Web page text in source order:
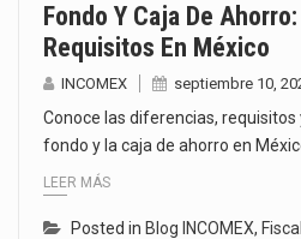
Fondo Y Caja De
Requisitos En México
INCOMEX septiembre 10,
Conoce las diferencias, requisitos
fondo y la caja de ahorro en
LEER MÁS
Posted in Blog INCOMEX,